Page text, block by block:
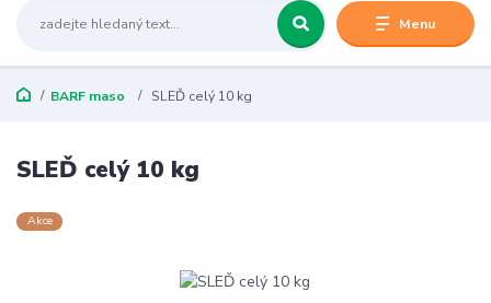
Menu
BARF maso SLEĎ celý 10 kg
SLEĎ celý 10 kg
Akce